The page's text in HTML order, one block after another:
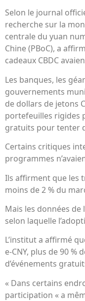
Selon le journal
recherche sur la
centrale du yuan
Chine (PBoC), a
cadeaux CBDC
Les banques, les
gouvernements
de dollars de jetons
portefeuilles rigides
gratuits pour tenter
Certains critiques
programmes
Ils affirment que les
moins de 2 % du
Mais les données de
selon laquelle
L’institut a affirmé
e-CNY, plus de 90 %
d’événements
« Dans certains
participation « a